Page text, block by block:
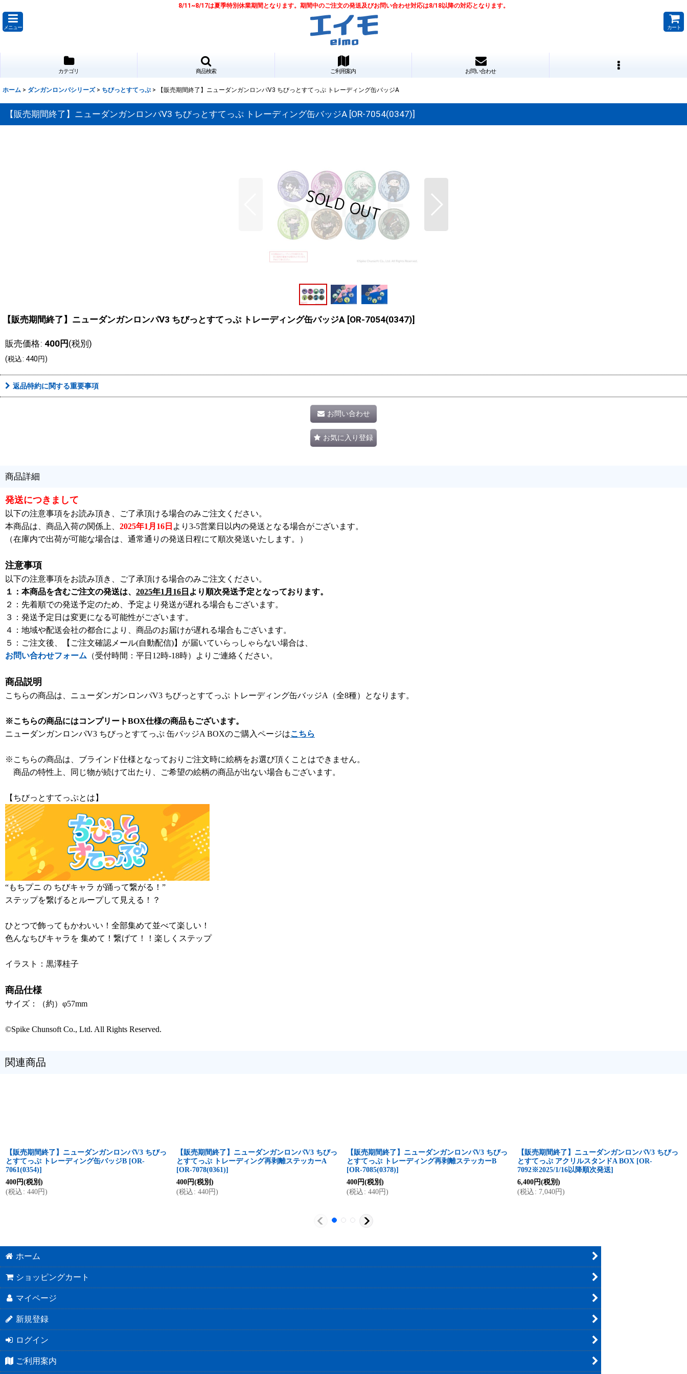
8/11~8/17は夏季特別休業期間となります。期間中のご注文の発送及びお問い合わせ対応は8/18以降の対応となります。
メニュー カート
カテゴリ 商品検索 ご利用案内 お問い合わせ
ホーム > ダンガンロンパシリーズ > ちびっとすてっぷ > 【販売期間終了】ニューダンガンロンパV3 ちびっとすてっぷ トレーディング缶バッジA
【販売期間終了】ニューダンガンロンパV3 ちびっとすてっぷ トレーディング缶バッジA [OR-7054(0347)]
【販売期間終了】ニューダンガンロンパV3 ちびっとすてっぷ トレーディング缶バッジA [OR-7054(0347)]
販売価格: 400円 (税別)
(税込: 440円)
返品特約に関する重要事項
お問い合わせ
お気に入り登録
商品詳細
発送につきまして
以下の注意事項をお読み頂き、ご了承頂ける場合のみご注文ください。
本商品は、商品入荷の関係上、 2025年1月16日 より3-5営業日以内の発送となる場合がございます。
（在庫内で出荷が可能な場合は、通常通りの発送日程にて順次発送いたします。）
注意事項
以下の注意事項をお読み頂き、ご了承頂ける場合のみご注文ください。
１：本商品を含むご注文の発送は、 2025年1月16日 より順次発送予定となっております。
２：先着順での発送予定のため、予定より発送が遅れる場合もございます。
３：発送予定日は変更になる可能性がございます。
４：地域や配送会社の都合により、商品のお届けが遅れる場合もございます。
５：ご注文後、【ご注文確認メール(自動配信)】が届いていらっしゃらない場合は、
お問い合わせフォーム （受付時間：平日12時-18時）よりご連絡ください。
商品説明
こちらの商品は、ニューダンガンロンパV3 ちびっとすてっぷ トレーディング缶バッジA（全8種）となります。
※こちらの商品にはコンプリートBOX仕様の商品もございます。
ニューダンガンロンパV3 ちびっとすてっぷ 缶バッジA BOXのご購入ページはこちら
※こちらの商品は、ブラインド仕様となっておりご注文時に絵柄をお選び頂くことはできません。
商品の特性上、同じ物が続けて出たり、ご希望の絵柄の商品が出ない場合もございます。
【ちびっとすてっぷとは】
“もちプニ の ちびキャラ が踊って繋がる！”
ステップを繋げるとループして見える！？
ひとつで飾ってもかわいい！全部集めて並べて楽しい！
色んなちびキャラを 集めて！繋げて！！楽しくステップ
イラスト：黒澤桂子
商品仕様
サイズ：（約）φ57mm
©Spike Chunsoft Co., Ltd. All Rights Reserved.
関連商品
【販売期間終了】ニューダンガンロンパV3 ちびっ
とすてっぷ トレーディング缶バッジB [OR-
7061(0354)]
400 円(税別)
(税込 : 440円)
【販売期間終了】ニューダンガンロンパV3 ちびっ
とすてっぷ トレーディング再剥離ステッカーA
[OR-7078(0361)]
400円(税別)
(税込 : 440円)
【販売期間終了】ニューダンガンロンパV3 ちびっ
とすてっぷ トレーディング再剥離ステッカーB
[OR-7085(0378)]
400 円(税別)
(税込 : 440円)
【販売期間終了】ニューダンガンロンパV3 ちびっ
とすてっぷ アクリルスタンドA BOX [OR-
7092※2025/1/16以降順次発送]
6,400円(税別)
(税込 : 7,040円)
ホーム
ショッピングカート
マイページ
新規登録
ログイン
ご利用案内